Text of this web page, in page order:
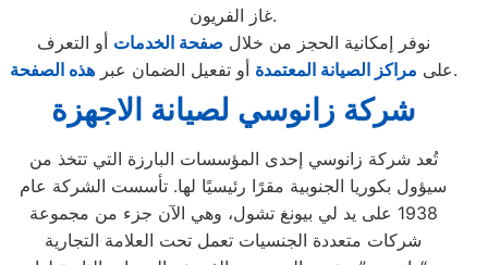
غاز الفريون.
نوفر إمكانية الحجز من خلال صفحة الخدمات أو التعرف
على مراكز الصيانة المعتمدة أو تفعيل الضمان عبرهذه الصفحة .
شركة زانوسي لصيانة الاجهزة
تُعد شركة زانوسي إحدى المؤسسات البارزة التي تتخذ من
سيؤول بكوريا الجنوبية مقرًا رئيسيًا لها. تأسست الشركة عام
1938 على يد لي بيونغ تشول، وهي الآن جزء من مجموعة
شركات متعددة الجنسيات تعمل تحت العلامة التجارية